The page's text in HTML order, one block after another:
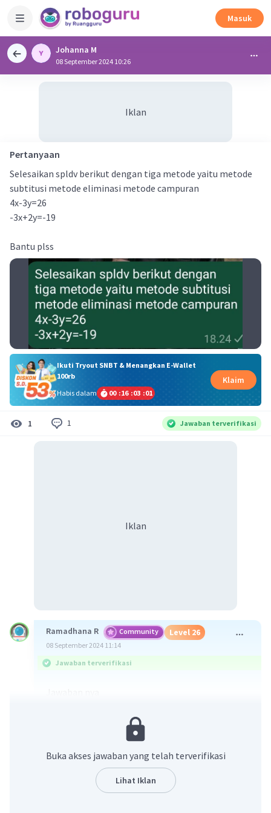
Masuk
Johanna M
08 September 2024 10:26
Iklan
Pertanyaan
Selesaikan spldv berikut dengan tiga metode yaitu metode
subtitusi metode eliminasi metode campuran
4x-3y=26
-3x+2y=-19
Bantu plss
Ikuti Tryout SNBT & Menangkan E-Wallet
100rb
Habis dalam
00 :16 :03 :01
Klaim
1 1 Jawaban terverifikasi
Iklan
Ramadhana R Community Level 26
08 September 2024 11:14
Jawaban terverifikasi
Eliminasi persamaan 1 & 2
4x - 3y = 26
-3x + 2y = -19
Kita ingin mengeliminasi y maka kita samakan
dulu nilai nya dengan mengalikan pers. 1 dengan 2
Buka akses jawaban yang telah terverifikasi
Lihat Iklan